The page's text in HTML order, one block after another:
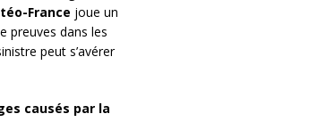
France joue un
preuves dans les
peut s’avérer
causés par la